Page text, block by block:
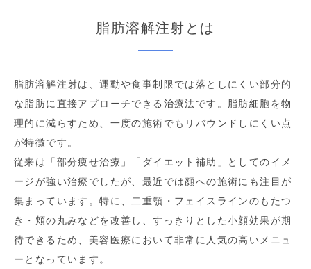
脂肪溶解注射とは
脂肪溶解注射は、運動や食事制限では落としにくい部分的
な脂肪に直接アプローチできる治療法です。脂肪細胞を物
理的に減らすため、一度の施術でもリバウンドしにくい点
が特徴です。
従来は「部分痩せ治療」「ダイエット補助」としてのイメ
ージが強い治療でしたが、最近では顔への施術にも注目が
集まっています。特に、二重顎・フェイスラインのもたつ
き・頬の丸みなどを改善し、すっきりとした小顔効果が期
待できるため、美容医療において非常に人気の高いメニュ
ーとなっています。